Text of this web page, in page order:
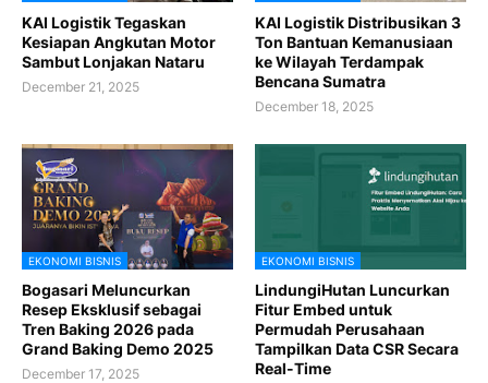
KAI Logistik Tegaskan
Kesiapan Angkutan Motor
Sambut Lonjakan Nataru
December 21, 2025
KAI Logistik Distribusikan 3
Ton Bantuan Kemanusiaan
ke Wilayah Terdampak
Bencana Sumatra
December 18, 2025
EKONOMI BISNIS
Bogasari Meluncurkan
Resep Eksklusif sebagai
Tren Baking 2026 pada
Grand Baking Demo 2025
December 17, 2025
EKONOMI BISNIS
LindungiHutan Luncurkan
Fitur Embed untuk
Permudah Perusahaan
Tampilkan Data CSR Secara
Real-Time